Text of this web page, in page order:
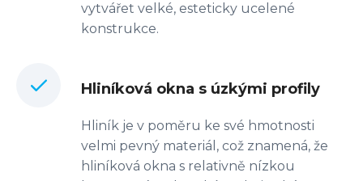
vytvářet velké, esteticky ucelené
konstrukce.
Hliníková okna s úzkými profily
Hliník je v poměru ke své hmotnosti
velmi pevný materiál, což znamená, že
hliníková okna s relativně nízkou